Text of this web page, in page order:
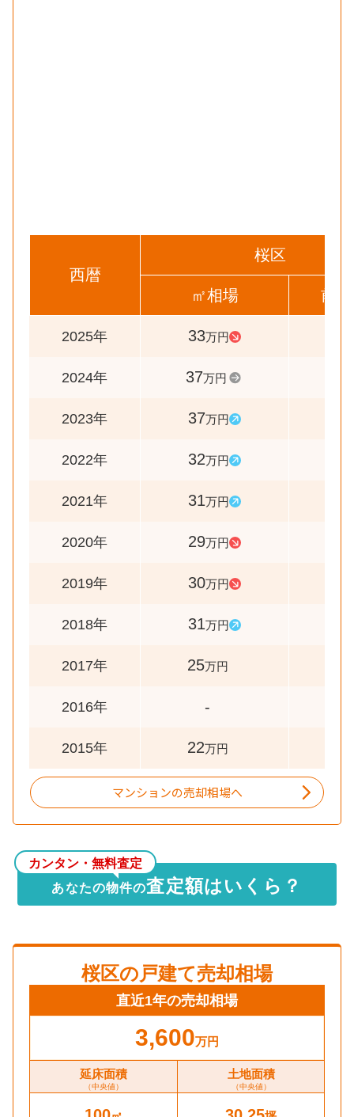
西暦
桜区
㎡相場 前
2025年 33万円
2024年 37万円
2023年 37万円
2022年 32万円
2021年 31万円
2020年 29万円
2019年 30万円
2018年 31万円
2017年 25万円
2016年 -
2015年 22万円
マンションの売却相場へ
カンタン・無料査定
あなたの物件の査定額はいくら？
桜区の戸建て売却相場
直近1年の売却相場
3,600万円
延床面積
（中央値）
土地面積
（中央値）